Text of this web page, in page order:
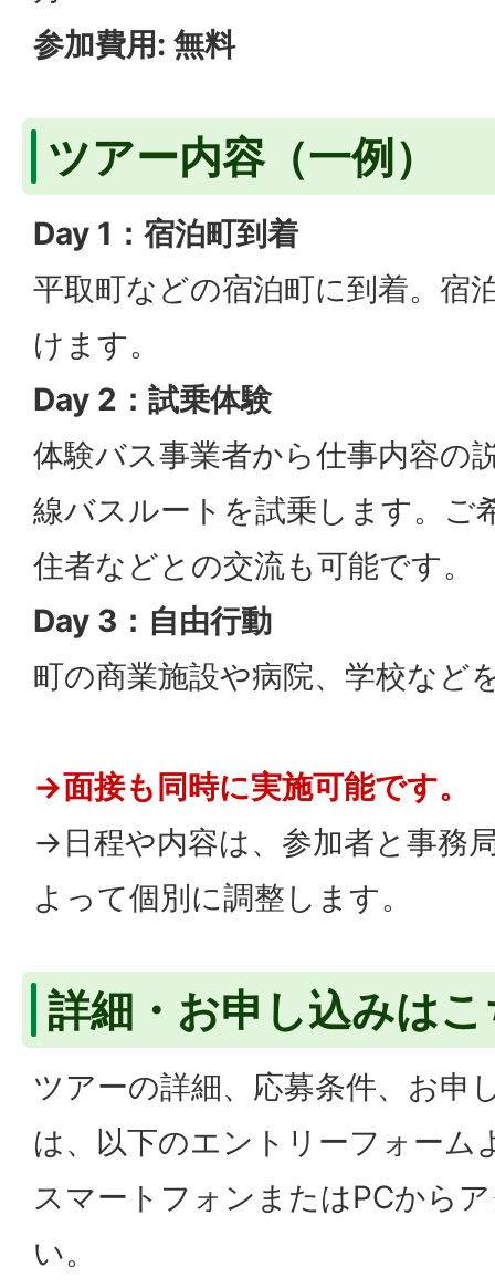
参加費用: 無料
ツアー内容（一例）
Day 1：宿泊町到着
平取町などの宿泊町に到着。宿
けます。
Day 2：試乗体験
体験バス事業者から仕事内容の
線バスルートを試乗します。ご
住者などとの交流も可能です。
Day 3：自由行動
町の商業施設や病院、学校など
→面接も同時に実施可能です。
→日程や内容は、参加者と事務
よって個別に調整します。
詳細・お申し込みは
ツアーの詳細、応募条件、お申
は、以下のエントリーフォーム
スマートフォンまたはPCから
い。